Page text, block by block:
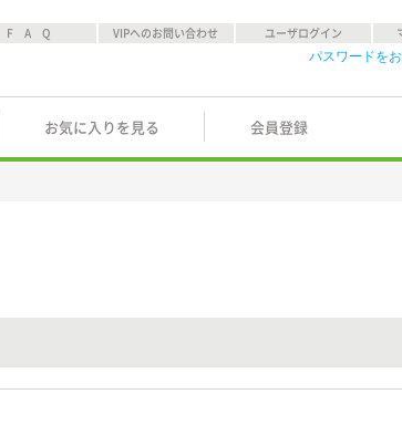
F A Q VIPへのお問い合わせ ユーザログイン
パスワードを
お気に入りを見る 会員登録